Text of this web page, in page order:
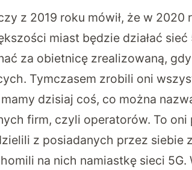
z 2019 roku mówił, że w
miast będzie działać
za obietnicę zrealizowaną,
Tymczasem zrobili oni
dzisiaj coś, co można
firm, czyli operatorów. To
z posiadanych przez siebie
na nich namiastkę sieci